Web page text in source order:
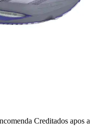
Creditados apos a